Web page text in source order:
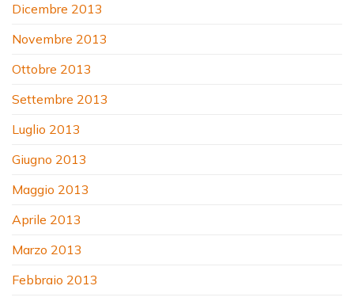
Dicembre 2013
Novembre 2013
Ottobre 2013
Settembre 2013
Luglio 2013
Giugno 2013
Maggio 2013
Aprile 2013
Marzo 2013
Febbraio 2013